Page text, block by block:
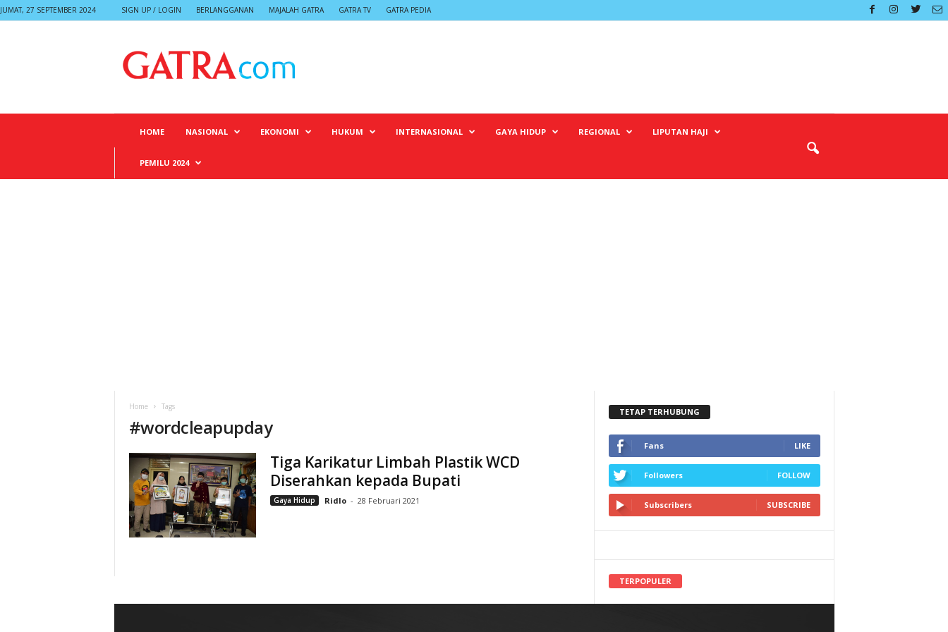
JUMAT, 27 SEPTEMBER 2024 SIGN UP / LOGIN BERLANGGANAN MAJALAH GATRA GATRA TV GATRA PEDIA
HOME NASIONAL EKONOMI HUKUM INTERNASIONAL GAYA HIDUP REGIONAL LIPUTAN HAJI
PEMILU 2024
Home Tags
#wordcleapupday
Tiga Karikatur Limbah Plastik WCD
Diserahkan kepada Bupati
Gaya Hidup Ridlo - 28 Februari 2021
TETAP TERHUBUNG
Fans LIKE
Followers FOLLOW
Subscribers SUBSCRIBE
TERPOPULER